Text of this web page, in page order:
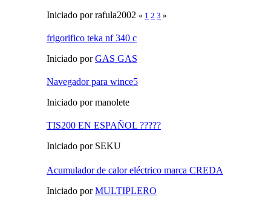
Iniciado por rafula2002 « 1 2 3 »
frigorifico teka nf 340 c
Iniciado porGAS GAS
Navegador para wince5
Iniciado por manolete
TIS200 EN ESPAÑOL ?????
Iniciado por SEKU
Acumulador de calor eléctrico marca CREDA
Iniciado porMULTIPLERO